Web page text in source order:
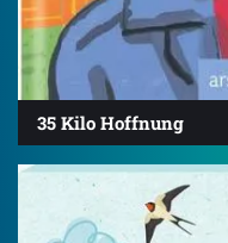
35 Kilo Hoffnung